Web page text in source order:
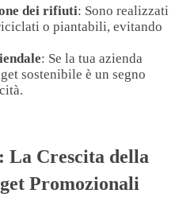
dei rifiuti: Sono realizzati
o piantabili, evitando
: Se la tua azienda
sostenibile è un segno
La Crescita della
Promozionali